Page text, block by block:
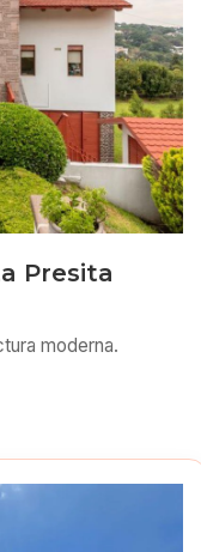
Presita
moderna.